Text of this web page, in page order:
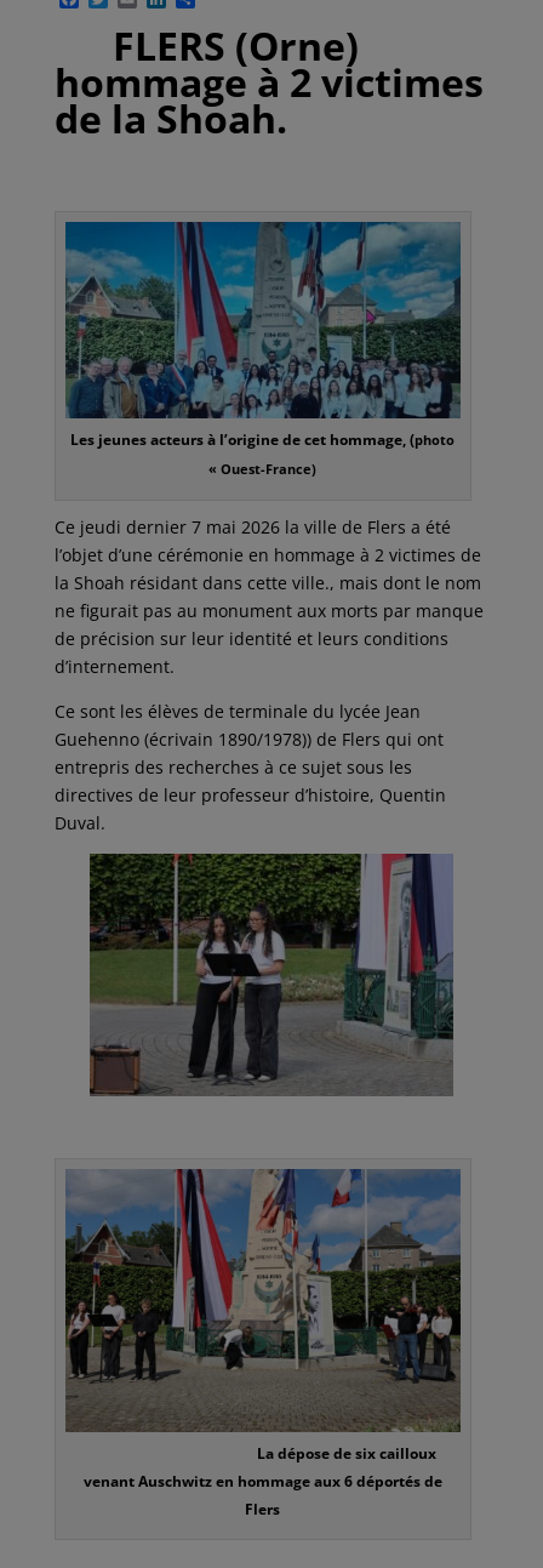
b
o
o
k
t
e
a
i
l
n
k
e
d
I
n
r
t
a
g
e
r
FLERS (Orne)
hommage à 2 victimes
de la Shoah.
Les jeunes acteurs à l’origine de cet hommage, (photo
« Ouest-France)
Ce jeudi dernier 7 mai 2026 la ville de Flers a été
l’objet d’une cérémonie en hommage à 2 victimes de
la Shoah résidant dans cette ville., mais dont le nom
ne figurait pas au monument aux morts par manque
de précision sur leur identité et leurs conditions
d’internement.
Ce sont les élèves de terminale du lycée Jean
Guehenno (écrivain 1890/1978)) de Flers qui ont
entrepris des recherches à ce sujet sous les
directives de leur professeur d’histoire, Quentin
Duval.
La dépose de six cailloux
venant Auschwitz en hommage aux 6 déportés de
Flers